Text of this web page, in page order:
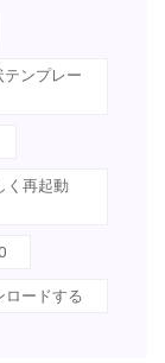
ンプレー
く再起動
ロードする